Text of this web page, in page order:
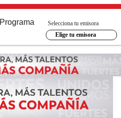
Programa
Selecciona tu emisora
Elige tu emisora